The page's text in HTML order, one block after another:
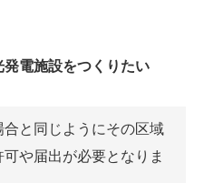
電施設をつくりたい
合と同じようにその区域
や届出が必要となりま